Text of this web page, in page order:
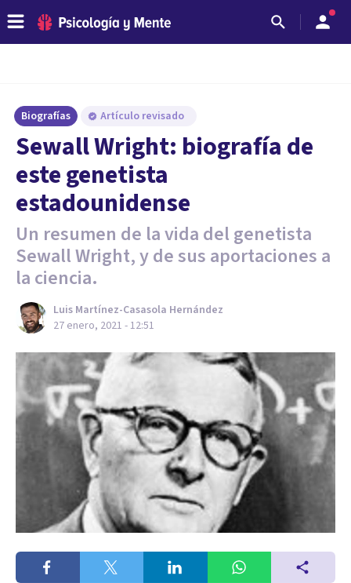
Biografías Artículo revisado
Sewall Wright: biografía de
este genetista
estadounidense
Un resumen de la vida del genetista
Sewall Wright, y de sus aportaciones a
la ciencia.
Luis Martínez-Casasola Hernández
27 enero, 2021 - 12:51